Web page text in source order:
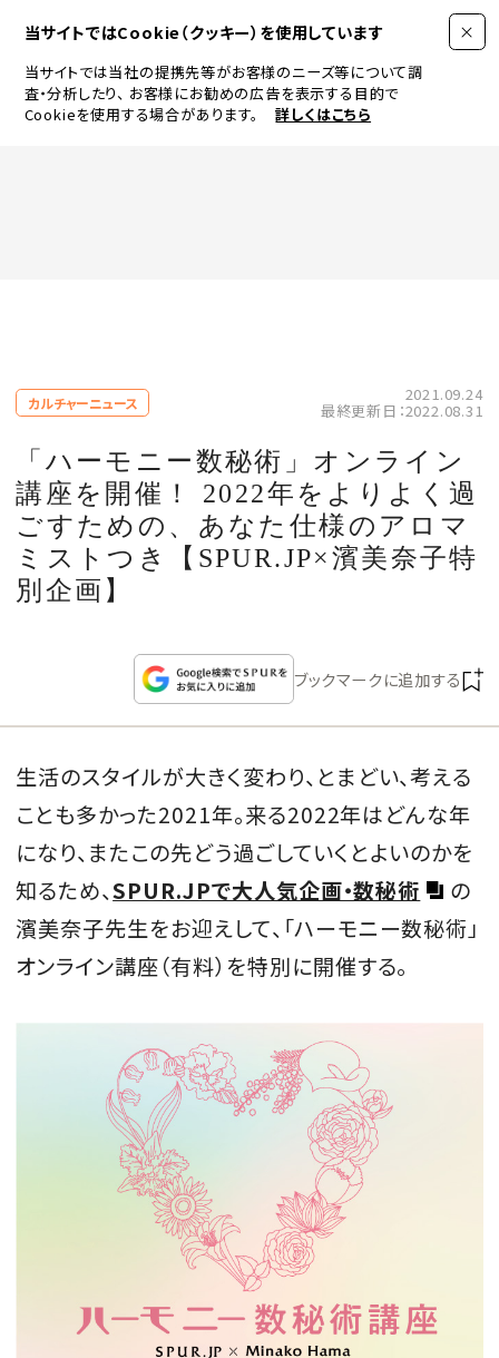
当サイトではCookie（クッキー）を使用しています
当サイトでは当社の提携先等がお客様のニーズ等について調
査・分析したり、 お客様にお勧めの広告を表示する目的で
Cookieを使用する場合があります。
詳しくはこちら
LIFESTYLE
CULTURE
CELEBRITY
WEDDING
FORTUNE
SDGs
MAGAZINE
Log in or Sign up
SPUR読者のためのメンバーシッププログラム
「The SPUR Club」。
便利な機能と特典を無料で楽し
ログイン・新規会員登録
カルチャーニュース 2021.09.24
最終更新日：2022.08.31
「ハーモニー数秘術」オンライン
講座を開催！ 2022年をよりよく過
ごすための、あなた仕様のアロマ
ミストつき【SPUR.JP×濱美奈子特
別企画】
ブックマークに追加する
生活のスタイルが大きく変わり、とまどい、考える
ことも多かった2021年。来る2022年はどんな年
になり、またこの先どう過ごしていくとよいのかを
知るため、SPUR.JPで大人気企画・数秘術
の
濱美奈子先生をお迎えして、「ハーモニー数秘術」
オンライン講座（有料）を特別に開催する。